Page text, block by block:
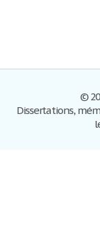
©
Dissertations,